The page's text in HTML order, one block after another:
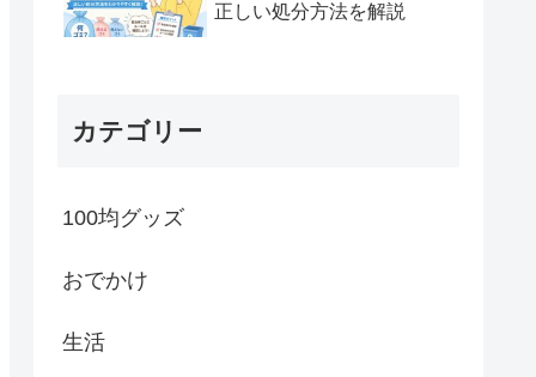
正しい処分方法を解説
カテゴリー
100均グッズ
おでかけ
生活